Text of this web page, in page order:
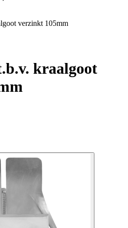
verzinkt 105mm
kraalgoot